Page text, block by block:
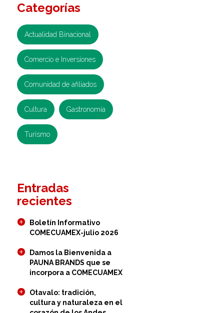
Categorías
Actualidad Binacional
Comercio e Inversiones
Comunidad de afiliados
Cultura Gastronomía
Turismo
Entradas
recientes
Boletín Informativo
COMECUAMEX-julio 2026
Damos la Bienvenida a
PAUNA BRANDS que se
incorpora a COMECUAMEX
Otavalo: tradición,
cultura y naturaleza en el